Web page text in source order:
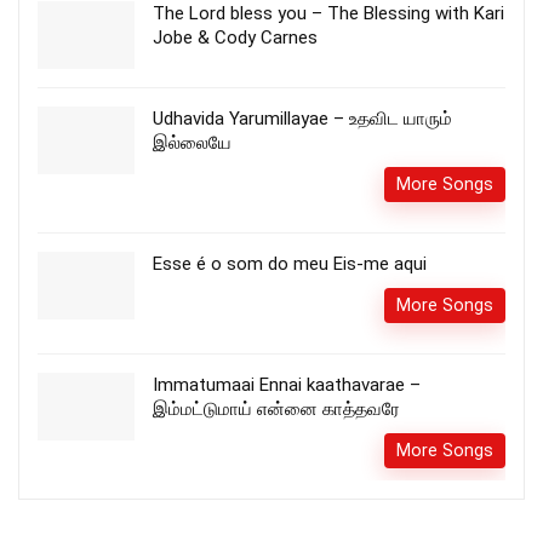
The Lord bless you – The Blessing with Kari
Jobe & Cody Carnes
Udhavida Yarumillayae – உதவிட யாரும்
இல்லையே
More Songs
Esse é o som do meu Eis-me aqui
More Songs
Immatumaai Ennai kaathavarae –
இம்மட்டுமாய் என்னை காத்தவரே
More Songs